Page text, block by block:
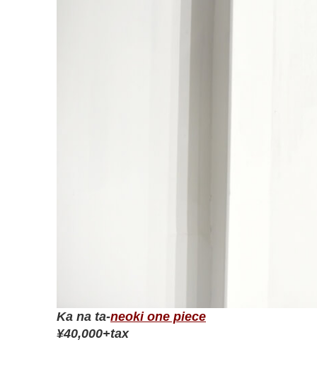
Ka na ta-neoki one piece
¥40,000+tax